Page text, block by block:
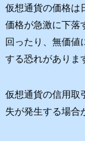
リ
ー
仮想通貨の価格は
価格が急激に下落
回ったり、無価値
する恐れがありま
仮想通貨の信用取
失が発生する場合